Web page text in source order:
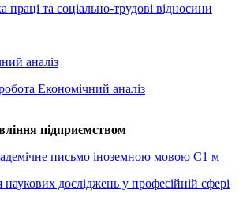
та соціально-трудові відносини
аналіз
Економічний аналіз
підприємством
письмо іноземною мовою С1 м
досліджень у професійній сфері